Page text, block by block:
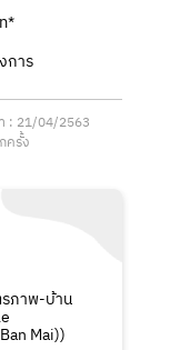
*
การ
: 21/04/2563
ครั้ง
รภาพ-บ้าน
Mai))